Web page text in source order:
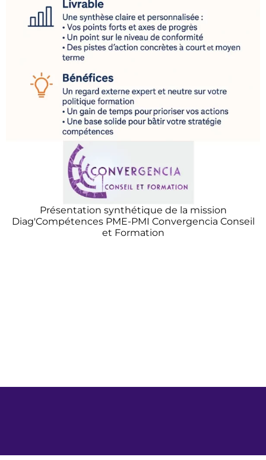
Présentation synthétique de la mission
Diag'Compétences PME-PMI Convergencia Conseil
et Formation